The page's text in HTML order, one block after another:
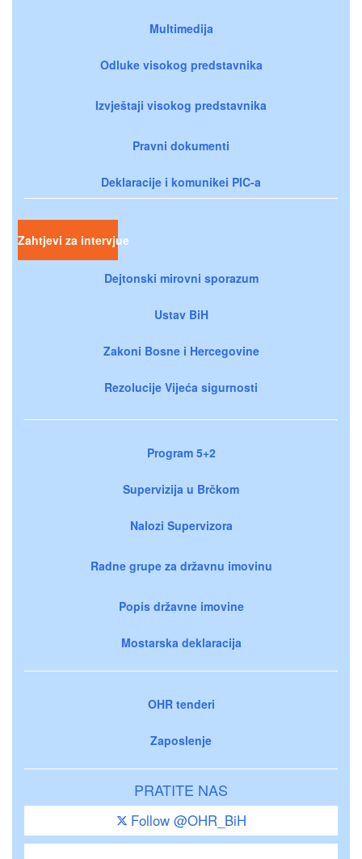
Multimedija
Odluke visokog predstavnika
Izvještaji visokog predstavnika
Pravni dokumenti
Deklaracije i komunikei PIC-a
Zahtjevi za intervjue
Dejtonski mirovni sporazum
Ustav BiH
Zakoni Bosne i Hercegovine
Rezolucije Vijeća sigurnosti
Program 5+2
Supervizija u Brčkom
Nalozi Supervizora
Radne grupe za državnu imovinu
Popis državne imovine
Mostarska deklaracija
OHR tenderi
Zaposlenje
PRATITE NAS
Follow @OHR_BiH